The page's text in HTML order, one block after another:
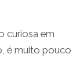
curiosa em
é muito pouco